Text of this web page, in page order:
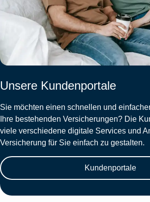
Unsere Kundenportale
Sie möchten einen schnellen und
Ihre bestehenden Versicherungen? Die
viele verschiedene digitale Services und
Versicherung für Sie einfach zu gestalten.
Kundenportale